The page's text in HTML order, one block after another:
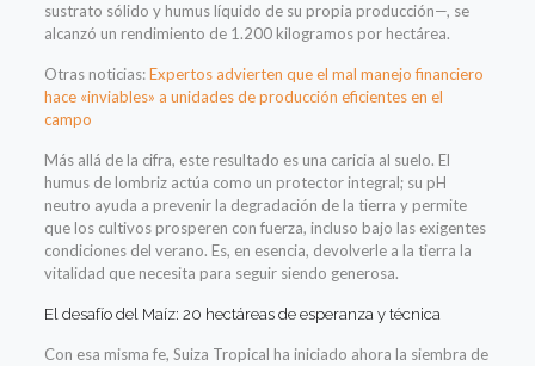
sustrato sólido y humus líquido de su propia producción—, se
alcanzó un rendimiento de 1.200 kilogramos por hectárea.
Otras noticias:Expertos advierten que el mal manejo financiero
hace «inviables» a unidades de producción eficientes en el
campo
Más allá de la cifra, este resultado es una caricia al suelo. El
humus de lombriz actúa como un protector integral; su pH
neutro ayuda a prevenir la degradación de la tierra y permite
que los cultivos prosperen con fuerza, incluso bajo las exigentes
condiciones del verano. Es, en esencia, devolverle a la tierra la
vitalidad que necesita para seguir siendo generosa.
El desafío del Maíz: 20 hectáreas de esperanza y técnica
Con esa misma fe, Suiza Tropical ha iniciado ahora la siembra de